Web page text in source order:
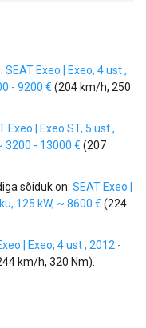
SEAT Exeo | Exeo, 4 ust ,
- 9200 € (204 km/h, 250
Exeo | Exeo ST, 5 ust ,
3200 - 13000 € (207
sõiduk on: SEAT Exeo |
125 kW, ~ 8600 € (224
| Exeo, 4 ust , 2012 -
km/h, 320 Nm).